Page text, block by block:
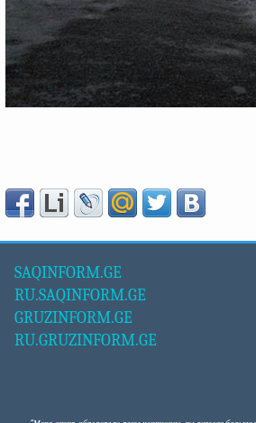
SAQINFORM.GE
RU.SAQINFORM.GE
GRUZINFORM.GE
RU.GRUZINFORM.GE